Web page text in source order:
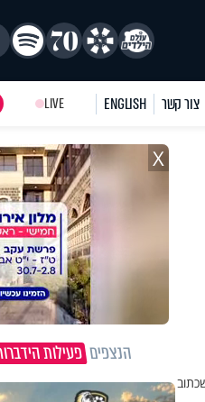
צור קשר ENGLISH
LIVE
X
הנצפיםפעילות